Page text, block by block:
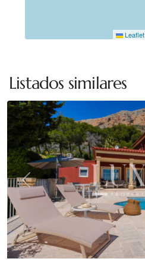
Leaflet
Listados similares
Montgo
Jávea
Previous